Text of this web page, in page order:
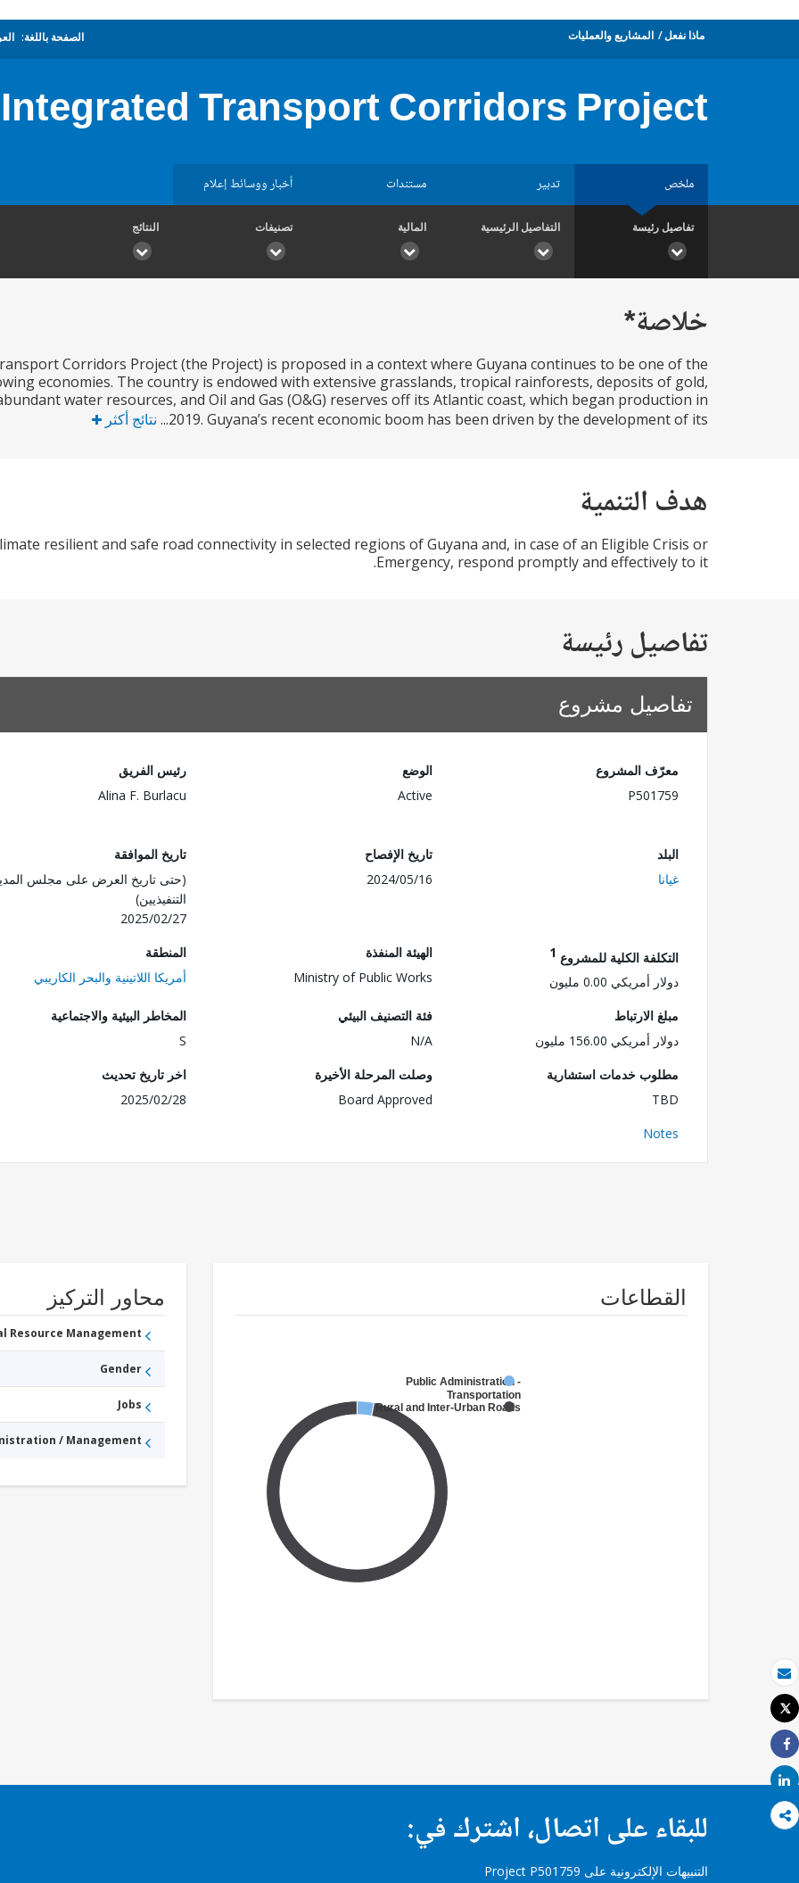
بريد الكتروني
طباعة
Tweet
Share
Share
ماذا نفعل المشاريع والعمليات الصفحة باللغة:
Integrated Transport Corridors Project
ملخص تدبير مستندات أخبار ووسائط إعلام
تفاصيل رئيسة التفاصيل الرئيسية المالية تصنيفات النتائج
خلاصة*
Corridors Project (the Project) is proposed in a context where Guyana continues to be one of the
economies. The country is endowed with extensive grasslands, tropical rainforests, deposits of gold,
water resources, and Oil and Gas (O&G) reserves off its Atlantic coast, which began production in
2019. Guyana’s recent economic boom has been driven by the development of its...
نتائج أكثر
هدف التنمية
resilient and safe road connectivity in selected regions of Guyana and, in case of an Eligible Crisis or
Emergency, respond promptly and effectively to it.
تفاصيل رئيسة
تفاصيل مشروع
معرّف المشروع
P501759
الوضع
Active
رئيس الفريق
Alina F. Burlacu
البلد
غيانا
تاريخ الإفصاح
2024/05/16
تاريخ الموافقة
(حتى تاريخ العرض على مجلس
التنفيذيين)
2025/02/27
التكلفة الكلية للمشروع 1
دولار أمريكي 0.00 مليون
الهيئة المنفذة
Ministry of Public Works
المنطقة
أمريكا اللاتينية والبحر الكاريبي
مبلغ الارتباط
دولار أمريكي 156.00 مليون
فئة التصنيف البيئي
N/A
المخاطر البيئية والاجتماعية
S
مطلوب خدمات استشارية
TBD
وصلت المرحلة الأخيرة
Board Approved
اخر تاريخ تحديث
2025/02/28
Notes
القطاعات
Public Administration -
Transportation
Rural and Inter-Urban Roads
محاور التركيز
Resource Management
Gender
Jobs
/ Management
للبقاء على اتصال، اشترك في:
التنبيهات الإلكترونية على Project P501759